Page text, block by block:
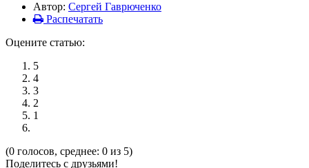
Автор: Сергей Гаврюченко
Распечатать
Оцените статью:
5
4
3
2
1
(0 голосов, среднее: 0 из 5)
Поделитесь с друзьями!